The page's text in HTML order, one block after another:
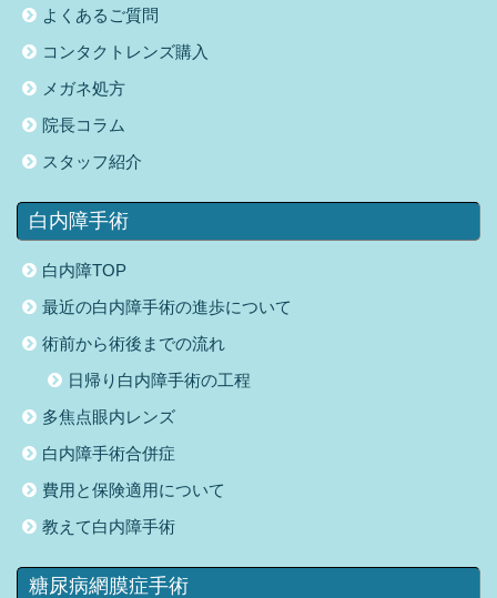
よくあるご質問
コンタクトレンズ購入
メガネ処方
院長コラム
スタッフ紹介
白内障手術
白内障TOP
最近の白内障手術の進歩について
術前から術後までの流れ
日帰り白内障手術の工程
多焦点眼内レンズ
白内障手術合併症
費用と保険適用について
教えて白内障手術
糖尿病網膜症手術